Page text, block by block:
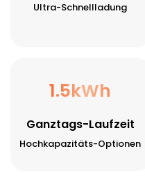
Ultra-Schnellladung
1.5kWh
Ganztags-Laufzeit
Hochkapazitäts-Optionen